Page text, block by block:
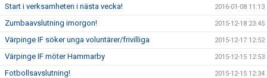
Start i verksamheten i nästa vecka! 2016-01-08 11:13
Zumbaavslutning imorgon! 2015-12-18 23:45
Värpinge IF söker unga voluntärer/frivilliga 2015-12-17 12:52
Värpinge IF möter Hammarby 2015-12-15 12:53
Fotbollsavslutning! 2015-12-15 12:34